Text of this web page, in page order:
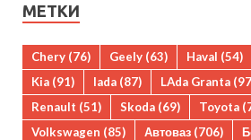
МЕТКИ
Chery (76) Geely (63) Haval (54)
Kia (91) lada (87) LAda Granta
Renault (51) Skoda (69) Toyota
Volkswagen (85) Автоваз (706)